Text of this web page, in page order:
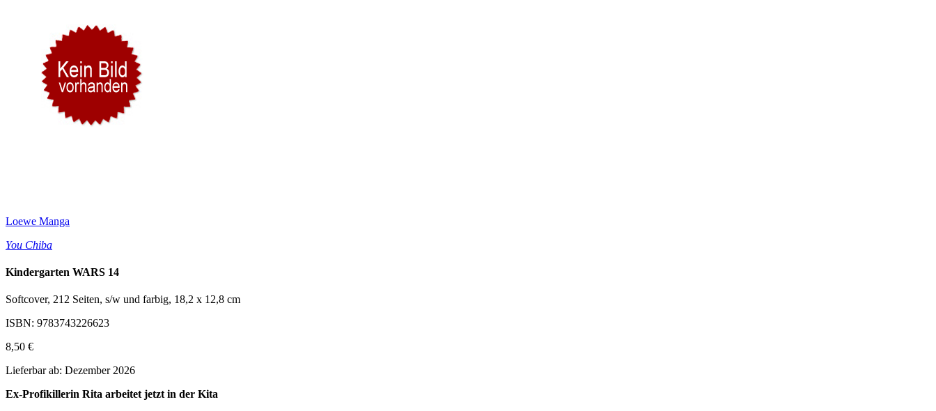
Loewe Manga
You Chiba
Kindergarten WARS 14
Softcover, 212 Seiten, s/w und farbig, 18,2 x 12,8 cm
ISBN: 9783743226623
8,50 €
Lieferbar ab: Dezember 2026
Ex-Profikillerin Rita arbeitet jetzt in der Kita